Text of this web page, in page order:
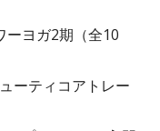
ヨガ2期（全10
ーティコアトレー